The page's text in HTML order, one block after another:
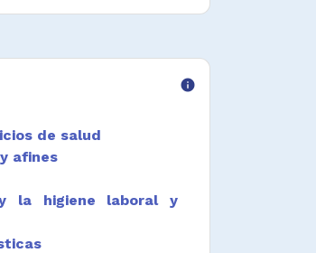
info
de salud
afines
la higiene laboral y